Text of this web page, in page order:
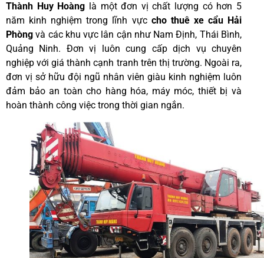
Thành Huy Hoàng là một đơn vị chất lượng có hơn 5
năm kinh nghiệm trong lĩnh vực cho thuê xe cẩu Hải
Phòng và các khu vực lân cận như Nam Định, Thái Bình,
Quảng Ninh. Đơn vị luôn cung cấp dịch vụ chuyên
nghiệp với giá thành cạnh tranh trên thị trường. Ngoài ra,
đơn vị sở hữu đội ngũ nhân viên giàu kinh nghiệm luôn
đảm bảo an toàn cho hàng hóa, máy móc, thiết bị và
hoàn thành công việc trong thời gian ngắn.